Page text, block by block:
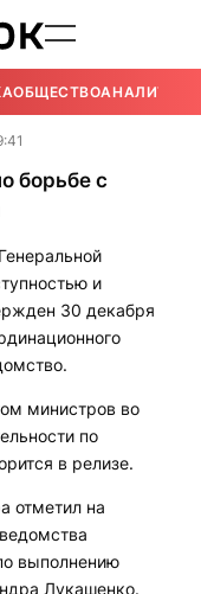
ОБЩЕСТВОАНАЛИТИКА
борьбе с
и
30 декабря
министров во
по
в релизе.
отметил на
выполнению
Лукашенко.